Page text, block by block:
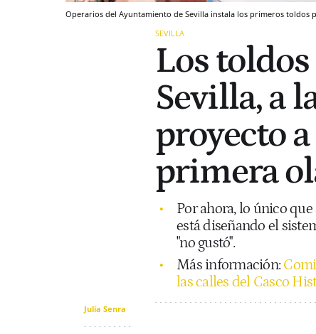
Operarios del Ayuntamiento de Sevilla instala los primeros toldos
SEVILLA
Los
Sevilla, a
proyecto
primera
Por ahora, lo único
está diseñando el
"no gustó".
Más información:
las calles del Casco
Julia Senra